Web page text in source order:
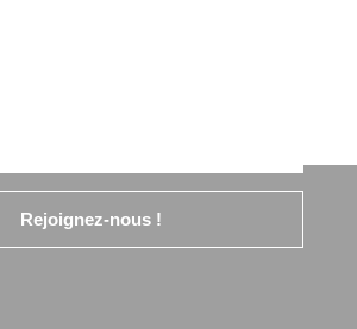
Rejoignez-nous !